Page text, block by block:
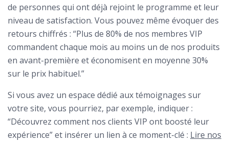
de personnes qui ont déjà rejoint le programme et leur
niveau de satisfaction. Vous pouvez même évoquer des
retours chiffrés : “Plus de 80% de nos membres VIP
commandent chaque mois au moins un de nos produits
en avant-première et économisent en moyenne 30%
sur le prix habituel.”
Si vous avez un espace dédié aux témoignages sur
votre site, vous pourriez, par exemple, indiquer :
“Découvrez comment nos clients VIP ont boosté leur
expérience” et insérer un lien à ce moment-clé : Lire nos